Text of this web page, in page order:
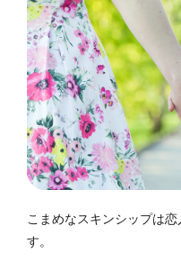
こまめなスキンシップは
す。